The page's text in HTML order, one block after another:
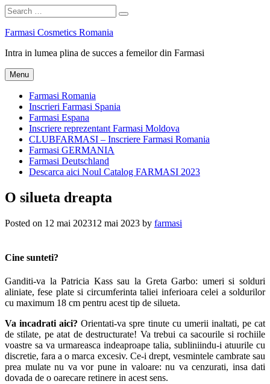
Search
for:
Search
Skip
content
Farmasi Cosmetics Romania
Intra in lumea plina de succes a femeilor din Farmasi
Menu
Farmasi Romania
Inscrieri Farmasi Spania
Farmasi Espana
Inscriere reprezentant Farmasi Moldova
CLUBFARMASI – Inscriere Farmasi Romania
Farmasi GERMANIA
Farmasi Deutschland
Descarca aici Noul Catalog FARMASI 2023
O silueta dreapta
Posted on 12 mai 202312 mai 2023 by farmasi
Cine sunteti?
Ganditi-va la Patricia Kass sau la Greta Garbo: umeri si solduri
aliniate, fese plate si circumferinta taliei inferioara celei a soldurilor
cu maximum 18 cm pentru acest tip de silueta.
Va incadrati aici? Orientati-va spre tinute cu umerii inaltati, pe cat
de stilate, pe atat de destructurate! Va trebui ca sacourile si rochiile
voastre sa va urmareasca indeaproape talia, subliniindu-i atuurile cu
discretie, fara a o marca excesiv. Ce-i drept, vesmintele cambrate sau
prea mulate nu va vor pune in valoare: nu va cenzurati, insa dati
dovada de o oarecare retinere in acest sens.